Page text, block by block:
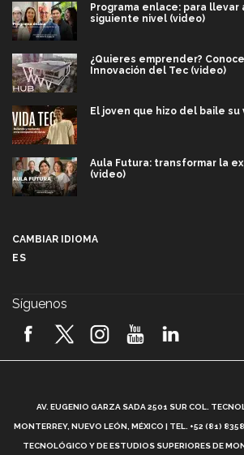
Programa enlace: para llevar
siguiente nivel (video)
¿Quieres emprender?
Innovación del Tec (video)
El joven que hizo del baile su
Aula Futura: transformar la
(video)
2026! (video)
¿Cómo es el Modelo
CAMBIAR IDIOMA
ES
Síguenos
AV. EUGENIO GARZA SADA 2501 SUR COL.
MONTERREY, NUEVO LEÓN, MÉXICO | TEL. +52 (81)
TECNOLÓGICO Y DE ESTUDIOS SUPERIORES DE